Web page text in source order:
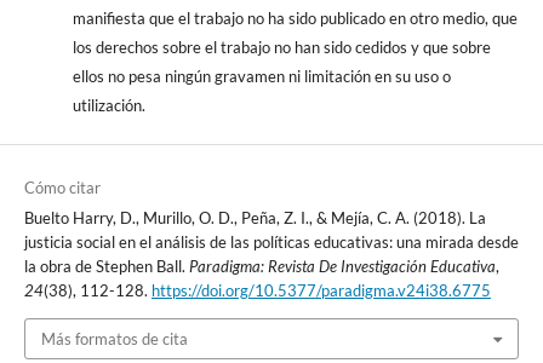
manifiesta que el trabajo no ha sido publicado en otro medio, que
los derechos sobre el trabajo no han sido cedidos y que sobre
ellos no pesa ningún gravamen ni limitación en su uso o
utilización.
Cómo citar
Buelto Harry, D., Murillo, O. D., Peña, Z. I., & Mejía, C. A. (2018). La
justicia social en el análisis de las políticas educativas: una mirada desde
la obra de Stephen Ball. Paradigma: Revista De Investigación Educativa,
24(38), 112-128. https://doi.org/10.5377/paradigma.v24i38.6775
Más formatos de cita